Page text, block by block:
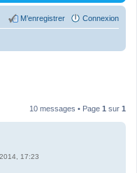
Connexion
M’enregistrer
10 messages • Page 1 sur 1
17:23